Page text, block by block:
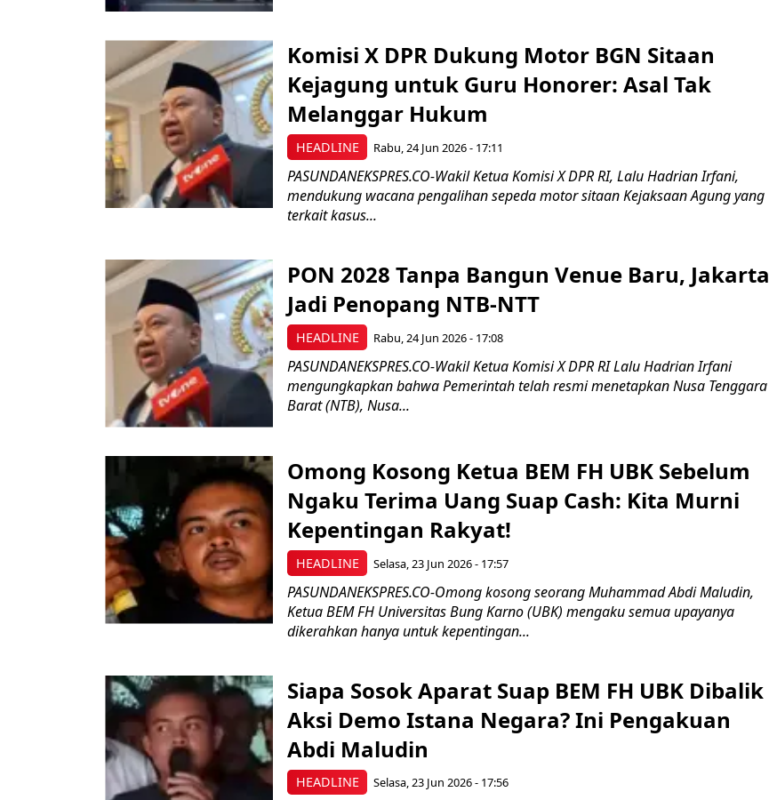
HEADLINE
Komisi X DPR Dukung Motor BGN Sitaan
Kejagung untuk Guru Honorer: Asal Tak
Melanggar Hukum
Rabu, 24 Jun 2026 - 17:11
PASUNDANEKSPRES.CO-Wakil Ketua Komisi X DPR RI, Lalu Hadrian Irfani,
mendukung wacana pengalihan sepeda motor sitaan Kejaksaan Agung yang
terkait kasus...
HEADLINE
PON 2028 Tanpa Bangun Venue Baru, Jakarta
Jadi Penopang NTB-NTT
Rabu, 24 Jun 2026 - 17:08
PASUNDANEKSPRES.CO-Wakil Ketua Komisi X DPR RI Lalu Hadrian Irfani
mengungkapkan bahwa Pemerintah telah resmi menetapkan Nusa Tenggara
Barat (NTB), Nusa...
HEADLINE
Omong Kosong Ketua BEM FH UBK Sebelum
Ngaku Terima Uang Suap Cash: Kita Murni
Kepentingan Rakyat!
Selasa, 23 Jun 2026 - 17:57
PASUNDANEKSPRES.CO-Omong kosong seorang Muhammad Abdi Maludin,
Ketua BEM FH Universitas Bung Karno (UBK) mengaku semua upayanya
dikerahkan hanya untuk kepentingan...
HEADLINE
Siapa Sosok Aparat Suap BEM FH UBK Dibalik
Aksi Demo Istana Negara? Ini Pengakuan
Abdi Maludin
Selasa, 23 Jun 2026 - 17:56